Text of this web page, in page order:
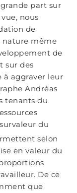
part sur
nous
de
nature même
de
sur des
à aggraver leur
Andréas
tenants du
du
selon
en valeur du
De ce
que